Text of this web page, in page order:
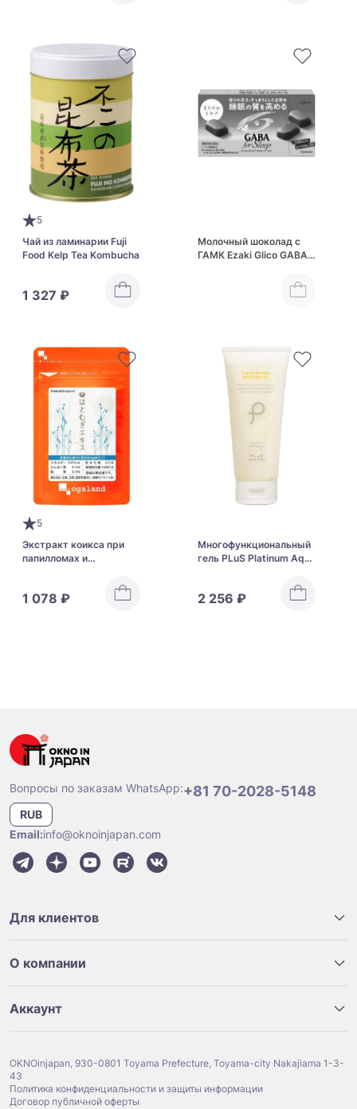
5
Чай из ламинарии Fuji
Food Kelp Tea Kombucha
1 327 ₽
Молочный шоколад с
ГАМК Ezaki Glico GABA
5
Экстракт коикса при
папилломах и
1 078 ₽
Многофункциональный
гель PLuS Platinum Aqua
2 256 ₽
Вопросы по заказам WhatsApp:+81 70-2028-5148
RUB
Email:info@oknoinjapan.com
Для клиентов
О компании
Аккаунт
OKNOinjapan, 930-0801 Toyama Prefecture, Toyama-city Nakajiama 1-3-
43
Политика конфиденциальности и защиты информации
Договор публичной оферты